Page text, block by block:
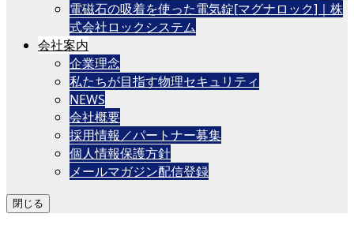
電磁石の吸着を使った電気錠[マグナロック]｜株
式会社ロックシステム
会社案内
企業理念
私たちが目指す物理セキュリティ
NEWS
会社概要
採用情報／パートナー募集
個人情報保護方針
メールマガジン配信登録
閉じる